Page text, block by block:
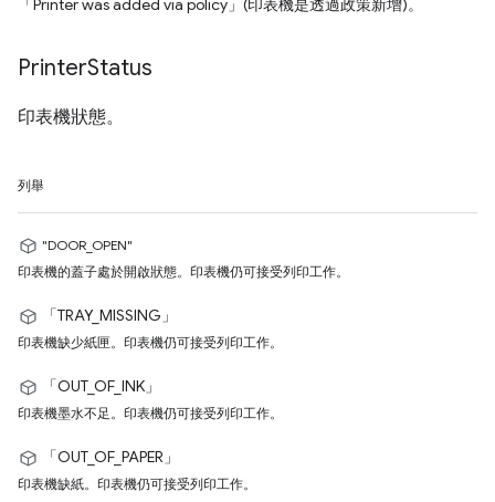
「Printer was added via policy」(印表機是透過政策新增)。
PrinterStatus
印表機狀態。
列舉
"DOOR_OPEN"
印表機的蓋子處於開啟狀態。印表機仍可接受列印工作。
「TRAY_MISSING」
印表機缺少紙匣。印表機仍可接受列印工作。
「OUT_OF_INK」
印表機墨水不足。印表機仍可接受列印工作。
「OUT_OF_PAPER」
印表機缺紙。印表機仍可接受列印工作。